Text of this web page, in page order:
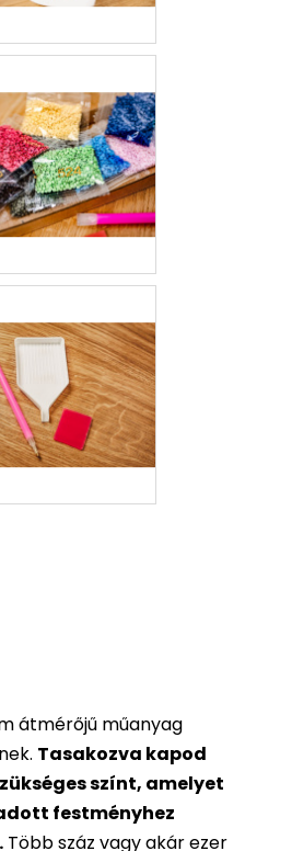
átmérőjű műanyag
Tasakozva kapod
színt, amelyet
festményhez
Több száz vagy akár ezer